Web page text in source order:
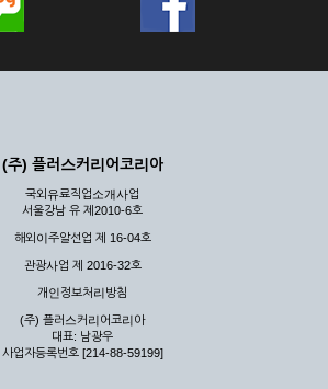
(주) 플러스커리어코리아
국외유료직업소개사업
서울강남 유 제2010-6호
해외이주알선업 제 16-04호
관광사업 제 2016-32호
개인정보처리방침
(주) 플러스커리어코리아
대표: 남광우
사업자등록번호 [214-88-59199]